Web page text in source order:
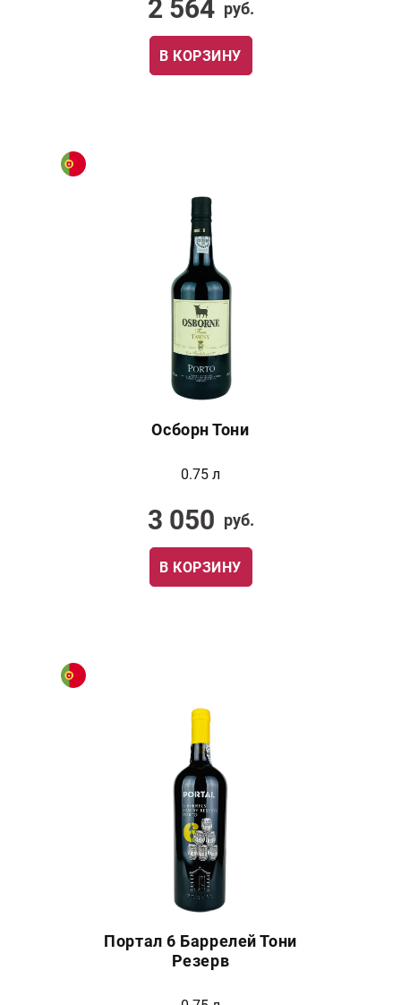
2 564 руб.
В КОРЗИНУ
Осборн Тони
0.75 л
3 050 руб.
В КОРЗИНУ
Портал 6 Баррелей Тони
Резерв